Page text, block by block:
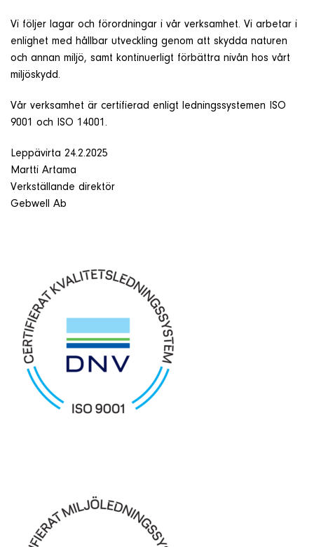
Vi följer lagar och förordningar i vår verksamhet. Vi arbetar i
enlighet med hållbar utveckling genom att skydda naturen
och annan miljö, samt kontinuerligt förbättra nivån hos vårt
miljöskydd.
Vår verksamhet är certifierad enligt ledningssystemen ISO
9001 och ISO 14001.
Leppävirta 24.2.2025
Martti Artama
Verkställande direktör
Gebwell Ab